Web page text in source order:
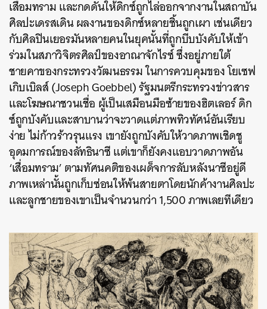
เสื่อมทราม และกดดันให้ดิกซ์ถูกไล่ออกจากงานในสถาบัน
ศิลปะเดรสเดิน ผลงานของดิกซ์หลายชิ้นถูกเผา เช่นเดียว
กับศิลปินเยอรมันหลายคนในยุคนั้นที่ถูกบีบบังคับให้เข้า
ร่วมในสภาวิจิตรศิลป์ของอาณาจักไรซ์ ซึ่งอยู่ภายใต้
ชายคาของกระทรวงวัฒนธรรม ในการควบคุมของ โยเซฟ
เกิบเบิลส์ (Joseph Goebbel) รัฐมนตรีกระทรวงข่าวสาร
และโฆษณาชวนเชื่อ ผู้เป็นเสมือนมือซ้ายของฮิตเลอร์ ดิก
ซ์ถูกบังคับและสาบานว่าจะวาดแต่ภาพทิวทัศน์อันเรียบ
ง่าย ไม่ก้าวร้าวรุนแรง เขายังถูกบังคับให้วาดภาพเชิดชู
อุดมการณ์ของลัทธินาซี แต่เขาก็ยังคงแอบวาดภาพอัน
‘เสื่อมทราม’ ตามทัศนคติของเผด็จการลับหลังนาซีอยู่ดี
ภาพเหล่านั้นถูกเก็บซ่อนให้พ้นสายตาโดยนักค้างานศิลปะ
และลูกชายของเขาเป็นจำนวนกว่า 1,500 ภาพเลยทีเดียว
ค้นหา
SHARE TWEET LINE EMAIL